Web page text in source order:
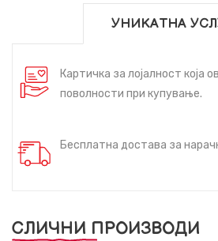
УНИКАТНА
Картичка за лојалност која
поволности при купување.
Бесплатна достава за
СЛИЧНИ ПРОИЗВОДИ